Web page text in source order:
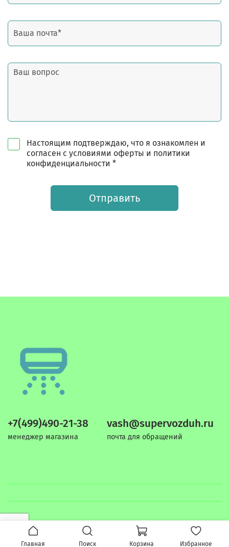
Настоящим подтверждаю, что я ознакомлен и
согласен с условиями оферты и политики
конфиденциальности *
Отправить
+7(499)490-21-38
менеджер магазина
vash@supervozduh.ru
почта для обращений
Главная Поиск Корзина Избранное